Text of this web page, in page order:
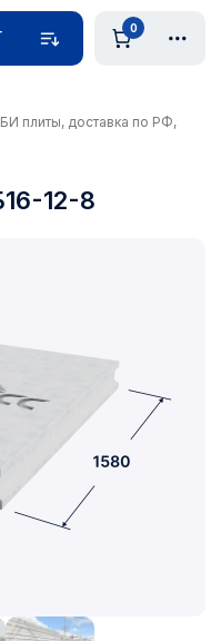
0
плиты, доставка по РФ,
12-8